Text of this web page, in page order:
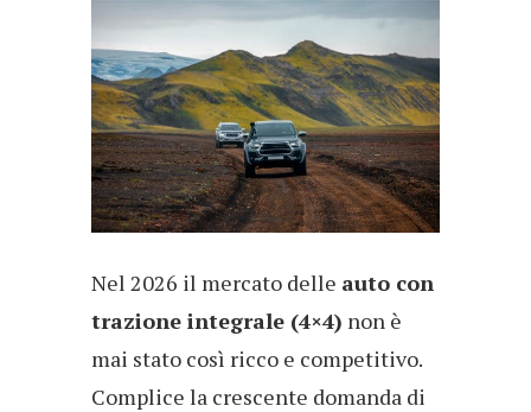
Nel 2026 il mercato delle auto con
trazione integrale (4×4) non è
mai stato così ricco e competitivo.
Complice la crescente domanda di